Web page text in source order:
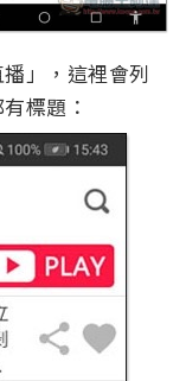
」，這裡會列
標題：